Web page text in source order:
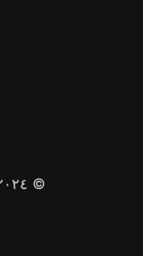
© ٢٠٢٤-٢٠٢٦، فريق كاست عربي